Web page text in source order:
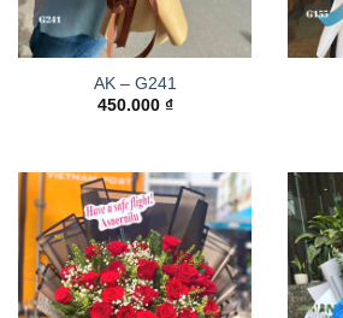
AK – G241
450.000 ₫